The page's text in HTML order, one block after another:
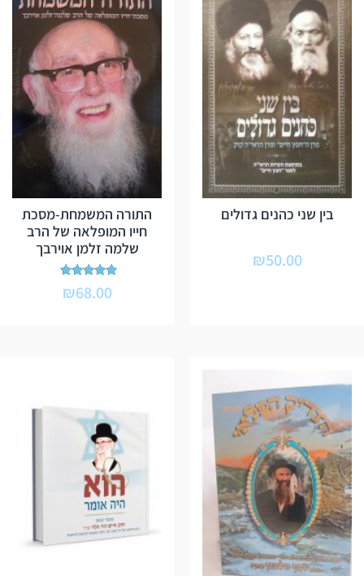
בין שני כהנים גדולים
₪50.00
התורה המשמחת-מסכת
חייו המופלאה של הרב
שלמה זלמן אוירבך
דורג
5.00
₪68.00